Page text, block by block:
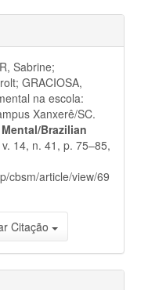
Sabrine;
GRACIOSA,
na escola:
Xanxerê/SC.
Brazilian
14, n. 41, p. 75–85,
cbsm/article/view/69
Citação